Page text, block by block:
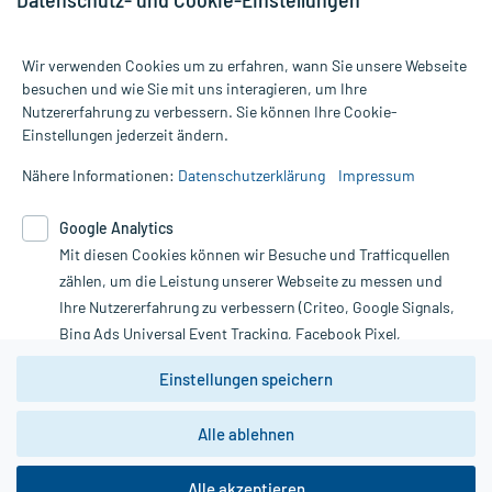
Alle Preise gelten inkl. MwSt., ggf. zzgl. Versandkosten
Informationen auf dieser Website werden ausschließlich für
die Untersuchung und Behandlung durch einen Arzt. Bitte
Therapien eingeleitet werden können. | Diese Webseite benutzt
Google Analytics. Lesen Sie bitte dazu die wichtigen Hinweise in
unserer Datenschutzerklärung. Für den Widerruf einer Bestellung
nutzen Sie das Formular:
Vertrag widerrufen
*Hinweise zu unseren Aktionen und Bewertungen
Wir verwenden Cookies um zu erfahren, wann Sie unsere Webseite
besuchen und wie Sie mit uns interagieren, um Ihre
Nutzererfahrung zu verbessern. Sie können Ihre Cookie-
Einstellungen jederzeit ändern.
Nähere Informationen: Datenschutzerklärung Impressum
Google Analytics
Mit diesen Cookies können wir Besuche und Trafficquellen
zählen, um die Leistung unserer Webseite zu messen und
Ihre Nutzererfahrung zu verbessern (Criteo, Google Signals,
Bing Ads Universal Event Tracking, Facebook Pixel,
Youtube-Social Plugin).
Wir weisen darauf hin, dass die
zwingend den Europäischen Anforderungen gem. EU-
DSGVO genügen und ein Datentransfer in Drittstaaten bzw.
Einstellungen speichern
Alle ablehnen